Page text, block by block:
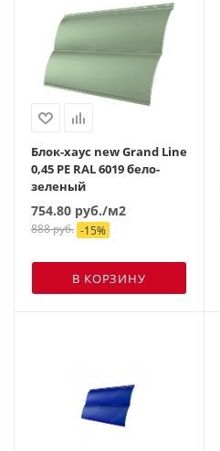
Блок-хаус new Grand Line
0,45 PE RAL 6019 бело-
зеленый
754.80 руб./м2
888руб. -15%
В КОРЗИНУ